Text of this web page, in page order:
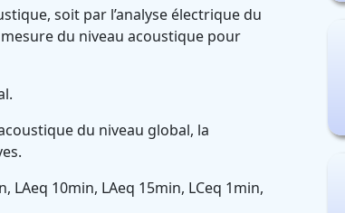
soit par l’analyse électrique du
du niveau acoustique pour
du niveau global, la
LAeq 10min, LAeq 15min, LCeq 1min,